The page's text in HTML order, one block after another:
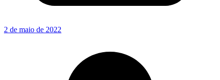
2 de maio de 2022